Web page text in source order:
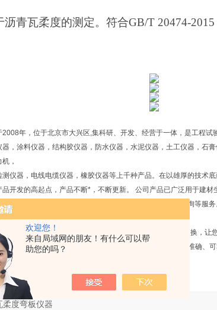
欢迎您！
来自局域网的朋友！有什么可以帮
助您的吗？
沥青瓦柔度的测定。符合GB/T 20474-
年，位于北京市大兴区,集科研、开发、经营于一体，是工程试
，涂料仪器，结构胶仪器，防水仪器，水泥仪器，土工仪器，石
，
仪器，电线电缆仪器，橡胶仪器等上千种产品。在以雄厚的技术
开发的高起点，产品不断*，不断更新。 公司产品已广泛用于建
室的总体规划设计，仪器设备成套供应安装调试，技术咨询等服
，严把质量关，价格更优惠。
大件产品均提供免费上门服务，小件产品通过快递维修更换，让
务至上"的经营宗旨，以*的技术，优质的服务为用户提供准确、